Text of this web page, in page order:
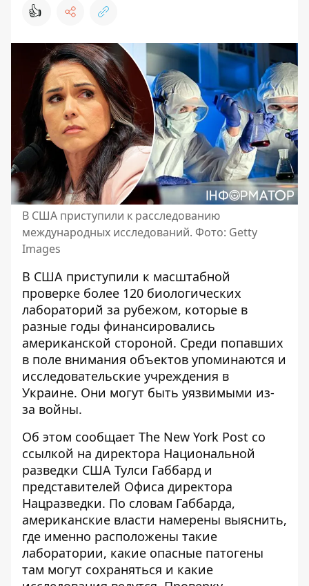
👍
В США приступили к расследованию
международных исследований. Фото: Getty
Images
В США приступили к масштабной
проверке более 120 биологических
лабораторий за рубежом, которые в
разные годы финансировались
американской стороной. Среди попавших
в поле внимания объектов упоминаются и
исследовательские учреждения в
Украине. Они могут быть уязвимыми из-
за войны.
Об этом сообщает The New York Post со
ссылкой на директора Национальной
разведки США Тулси Габбард и
представителей Офиса директора
Нацразведки. По словам Габбарда,
американские власти намерены выяснить,
где именно расположены такие
лаборатории, какие опасные патогены
там могут сохраняться и какие